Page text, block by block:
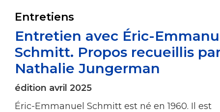
Entretiens
Entretien avec Éric-
Schmitt. Propos recueillis
Nathalie Jungerman
édition avril 2025
Éric-Emmanuel Schmitt est né en 1960. Il est